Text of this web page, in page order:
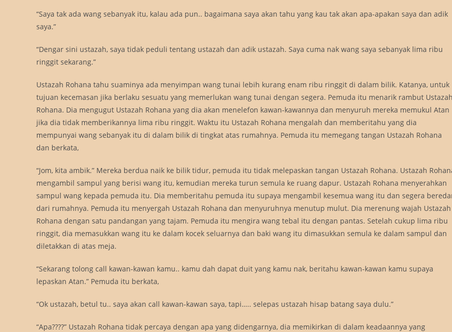
“Saya tak ada wang sebanyak itu, kalau ada pun.. bagaimana saya akan tahu yang kau tak akan apa-apakan saya dan adik
saya.”
“Dengar sini ustazah, saya tidak peduli tentang ustazah dan adik ustazah. Saya cuma nak wang saya sebanyak lima ribu
ringgit sekarang.”
Ustazah Rohana tahu suaminya ada menyimpan wang tunai lebih kurang enam ribu ringgit di dalam bilik. Katanya, untuk
tujuan kecemasan jika berlaku sesuatu yang memerlukan wang tunai dengan segera. Pemuda itu menarik rambut
Rohana. Dia mengugut Ustazah Rohana yang dia akan menelefon kawan-kawannya dan menyuruh mereka memukul Atan
jika dia tidak memberikannya lima ribu ringgit. Waktu itu Ustazah Rohana mengalah dan memberitahu yang dia
mempunyai wang sebanyak itu di dalam bilik di tingkat atas rumahnya. Pemuda itu memegang tangan Ustazah Rohana
dan berkata,
“Jom, kita ambik.” Mereka berdua naik ke bilik tidur, pemuda itu tidak melepaskan tangan Ustazah Rohana. Ustazah
mengambil sampul yang berisi wang itu, kemudian mereka turun semula ke ruang dapur. Ustazah Rohana menyerahkan
sampul wang kepada pemuda itu. Dia memberitahu pemuda itu supaya mengambil kesemua wang itu dan segera
dari rumahnya. Pemuda itu menyergah Ustazah Rohana dan menyuruhnya menutup mulut. Dia merenung wajah Ustazah
Rohana dengan satu pandangan yang tajam. Pemuda itu mengira wang tebal itu dengan pantas. Setelah cukup lima ribu
ringgit, dia memasukkan wang itu ke dalam kocek seluarnya dan baki wang itu dimasukkan semula ke dalam sampul dan
diletakkan di atas meja.
“Sekarang tolong call kawan-kawan kamu.. kamu dah dapat duit yang kamu nak, beritahu kawan-kawan kamu supaya
lepaskan Atan.” Pemuda itu berkata,
“Ok ustazah, betul tu.. saya akan call kawan-kawan saya, tapi….. selepas ustazah hisap batang saya dulu.”
“Apa????” Ustazah Rohana tidak percaya dengan apa yang didengarnya, dia memikirkan di dalam keadaannya yang